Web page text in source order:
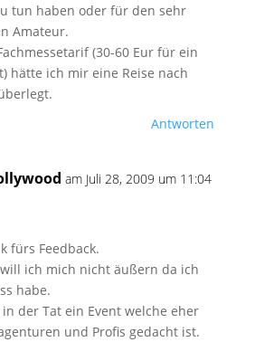
tun haben oder für den sehr
Amateur.
(30-60 Eur für ein
hätte ich mir eine Reise nach
Antworten
am Juli 28, 2009 um 11:04
fürs Feedback.
ich mich nicht äußern da ich
habe.
in der Tat ein Event welche eher
und Profis gedacht ist.